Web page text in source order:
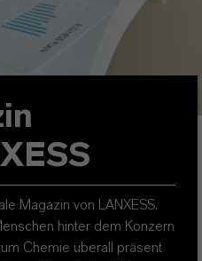
Magazin von LANXESS.
hinter dem Konzern
Chemie überall präsent